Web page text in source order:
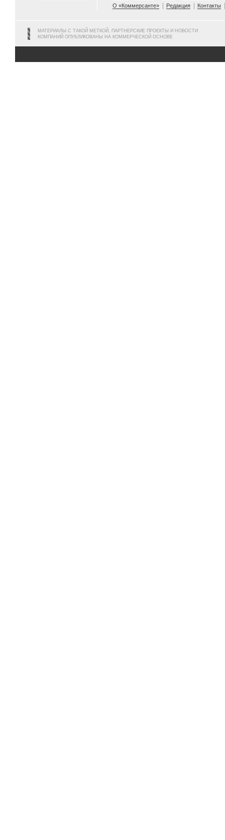
О «Коммерсанте»
Редакция Контакты
МАТЕРИАЛЫ С ТАКОЙ МЕТКОЙ, ПАРТНЕРСКИЕ ПРОЕКТЫ И НОВОСТИ
КОМПАНИЙ ОПУБЛИКОВАНЫ НА КОММЕРЧЕСКОЙ ОСНОВЕ